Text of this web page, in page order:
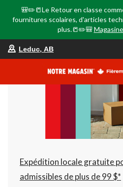
🎒✏️📒Le Retour en classe
fournitures scolaires, d'articles
plus.📒✏️🎒
est
AB,
à
Leduc, AB
Expédition locale gratuite
admissibles de plus de 99 $*